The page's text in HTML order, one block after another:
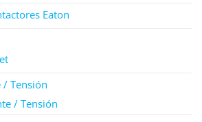
Eaton
/ Tensión
/ Tensión